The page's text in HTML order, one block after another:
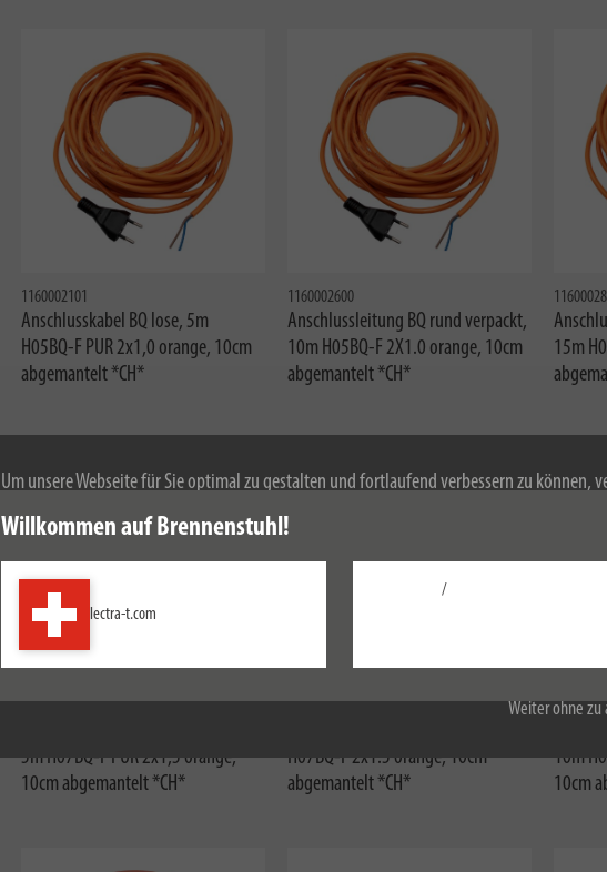
Um unsere Webseite für Sie optimal zu gestalten und fortlaufend verbessern zu können,
wir Cookies. Durch die weitere Nutzung der Webseite stimmen Sie der Verwendung von
Weitere Informationen zu Cookies erhalten Sie in unserer
Weiter ohne
Willkommen auf Brennenstuhl!
lectra-t.com
/
1160002101
Anschlusskabel BQ lose, 5m
H05BQ-F PUR 2x1,0 orange, 10cm
abgemantelt *CH*
1160002600
Anschlussleitung BQ rund verpackt,
10m H05BQ-F 2X1.0 orange, 10cm
abgemantelt *CH*
15m
1160012
5m H07BQ-F PUR 2x1,5 orange,
10cm abgemantelt *CH*
1160012101
H07BQ-F 2x1.5 orange, 10cm
abgemantelt *CH*
10m
10cm